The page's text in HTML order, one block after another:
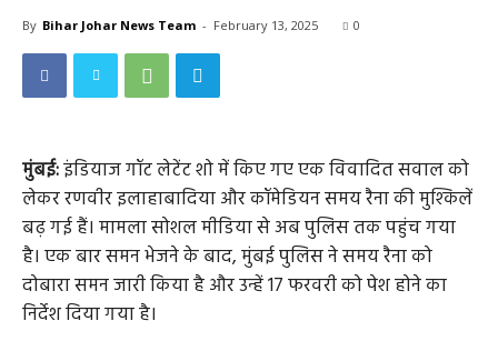
By Bihar Johar News Team - February 13, 2025 0
मुंबई:इंडियाज गॉट लेटेंट शो में किए गए एक विवादित सवाल को
लेकर रणवीर इलाहाबादिया और कॉमेडियन समय रैना की मुश्किलें
बढ़ गई हैं। मामला सोशल मीडिया से अब पुलिस तक पहुंच गया
है। एक बार समन भेजने के बाद, मुंबई पुलिस ने समय रैना को
दोबारा समन जारी किया है और उन्हें 17 फरवरी को पेश होने का
निर्देश दिया गया है।